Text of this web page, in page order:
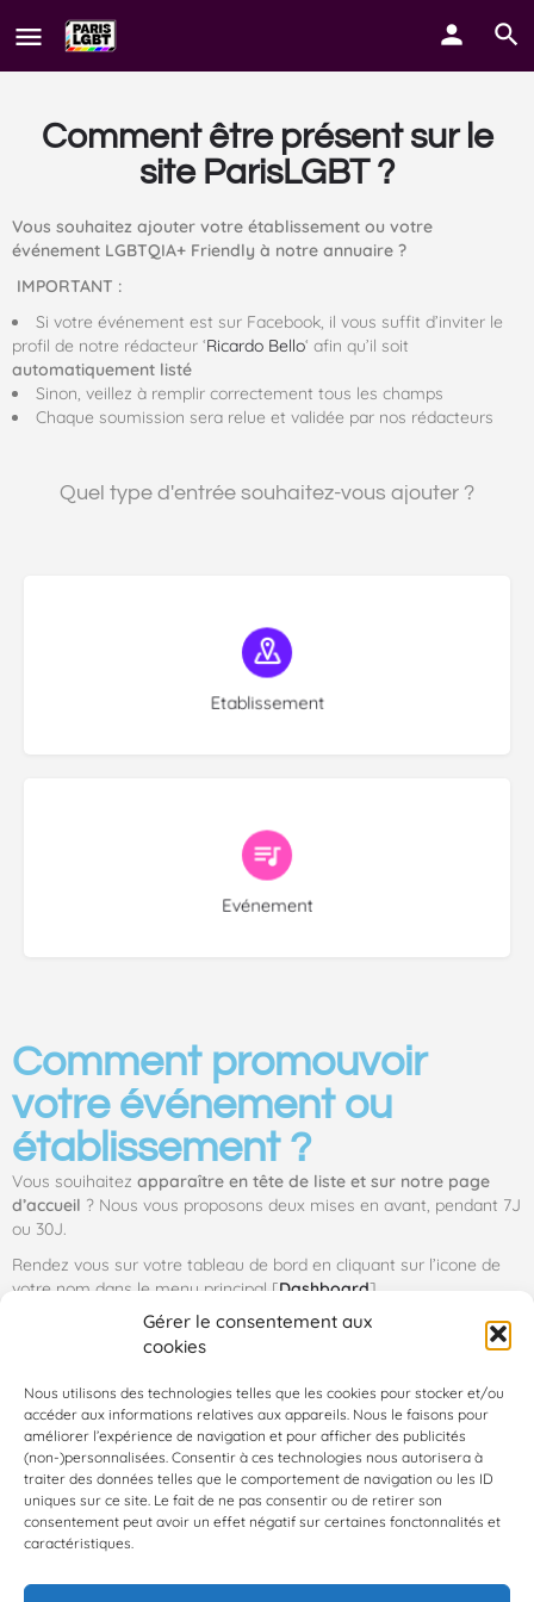
Gérer le consentement aux
cookies
Nous utilisons des technologies telles que les cookies pour stocker et/ou
accéder aux informations relatives aux appareils. Nous le faisons pour
améliorer l’expérience de navigation et pour afficher des publicités
(non-)personnalisées. Consentir à ces technologies nous autorisera à
traiter des données telles que le comportement de navigation ou les ID
uniques sur ce site. Le fait de ne pas consentir ou de retirer son
consentement peut avoir un effet négatif sur certaines fonctonnalités et
caractéristiques.
Comment être présent sur le
site ParisLGBT ?
Vous souhaitez ajouter votre établissement ou votre
événement LGBTQIA+ Friendly à notre annuaire ?
IMPORTANT :
Si votre événement est sur Facebook, il vous suffit d’inviter le
profil de notre rédacteur ‘Ricardo Bello‘ afin qu’il soit
automatiquement listé
Sinon, veillez à remplir correctement tous les champs
Chaque soumission sera relue et validée par nos rédacteurs
Quel type d'entrée souhaitez-vous ajouter ?
Etablissement
Choose type
Evénement
Choose type
Comment promouvoir
votre événement ou
établissement ?
Vous souihaitez apparaître en tête de liste et sur notre page
d’accueil ? Nous vous proposons deux mises en avant, pendant 7J
ou 30J.
Rendez vous sur votre tableau de bord en cliquant sur l’icone de
votre nom dans le menu principal [Dashboard]
Choisissez votre listing et cliquez sur ‘Promouvoir’, puis suivez les